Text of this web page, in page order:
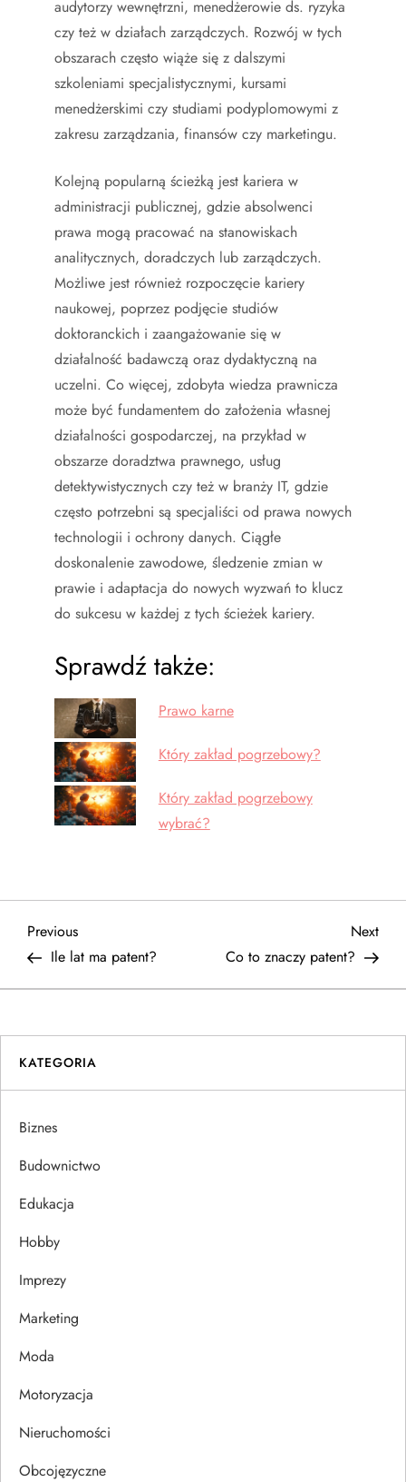
audytorzy wewnętrzni, menedżerowie ds. ryzyka
czy też w działach zarządczych. Rozwój w tych
obszarach często wiąże się z dalszymi
szkoleniami specjalistycznymi, kursami
menedżerskimi czy studiami podyplomowymi z
zakresu zarządzania, finansów czy marketingu.
Kolejną popularną ścieżką jest kariera w
administracji publicznej, gdzie absolwenci
prawa mogą pracować na stanowiskach
analitycznych, doradczych lub zarządczych.
Możliwe jest również rozpoczęcie kariery
naukowej, poprzez podjęcie studiów
doktoranckich i zaangażowanie się w
działalność badawczą oraz dydaktyczną na
uczelni. Co więcej, zdobyta wiedza prawnicza
może być fundamentem do założenia własnej
działalności gospodarczej, na przykład w
obszarze doradztwa prawnego, usług
detektywistycznych czy też w branży IT, gdzie
często potrzebni są specjaliści od prawa nowych
technologii i ochrony danych. Ciągłe
doskonalenie zawodowe, śledzenie zmian w
prawie i adaptacja do nowych wyzwań to klucz
do sukcesu w każdej z tych ścieżek kariery.
Sprawdź także:
Prawo karne
Który zakład pogrzebowy?
Który zakład pogrzebowy
wybrać?
N
a
w
i
g
a
c
j
a
w
p
i
s
Previous
Post
Previous
Ile lat ma patent?
Next
Post
Next
Co to znaczy patent?
KATEGORIA
Biznes
Budownictwo
Edukacja
Hobby
Imprezy
Marketing
Moda
Motoryzacja
Nieruchomości
Obcojęzyczne